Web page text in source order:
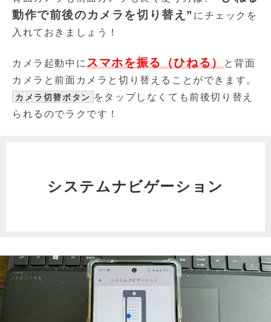
動作で前後のカメラを切り替え” にチェックを
入れておきましょう！
カメラ起動中に スマホを振る（ひねる）
と背面
カメラと前面カメラと切り替えることができます。
カメラ切替ボタン をタップしなくても前後切り替え
られるのでラクです！
システムナビゲーション